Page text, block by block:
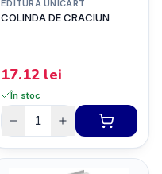
EDITURA UNICART
COLINDA DE CRACIUN
17.12 lei
În stoc